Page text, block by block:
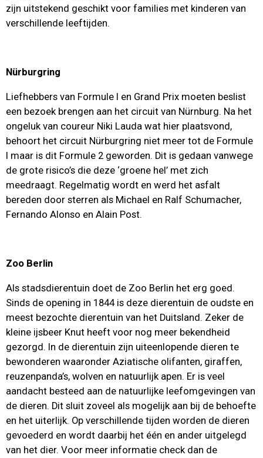
zijn uitstekend geschikt voor families met kinderen van
verschillende leeftijden.
Nürburgring
Liefhebbers van Formule I en Grand Prix moeten beslist
een bezoek brengen aan het circuit van Nürnburg. Na het
ongeluk van coureur Niki Lauda wat hier plaatsvond,
behoort het circuit Nürburgring niet meer tot de Formule
I maar is dit Formule 2 geworden. Dit is gedaan vanwege
de grote risico’s die deze ‘groene hel’ met zich
meedraagt. Regelmatig wordt en werd het asfalt
bereden door sterren als Michael en Ralf Schumacher,
Fernando Alonso en Alain Post.
Zoo Berlin
Als stadsdierentuin doet de Zoo Berlin het erg goed.
Sinds de opening in 1844 is deze dierentuin de oudste en
meest bezochte dierentuin van het Duitsland. Zeker de
kleine ijsbeer Knut heeft voor nog meer bekendheid
gezorgd. In de dierentuin zijn uiteenlopende dieren te
bewonderen waaronder Aziatische olifanten, giraffen,
reuzenpanda’s, wolven en natuurlijk apen. Er is veel
aandacht besteed aan de natuurlijke leefomgevingen van
de dieren. Dit sluit zoveel als mogelijk aan bij de behoefte
en het uiterlijk. Op verschillende tijden worden de dieren
gevoederd en wordt daarbij het één en ander uitgelegd
van het dier. Voor meer informatie check dan de